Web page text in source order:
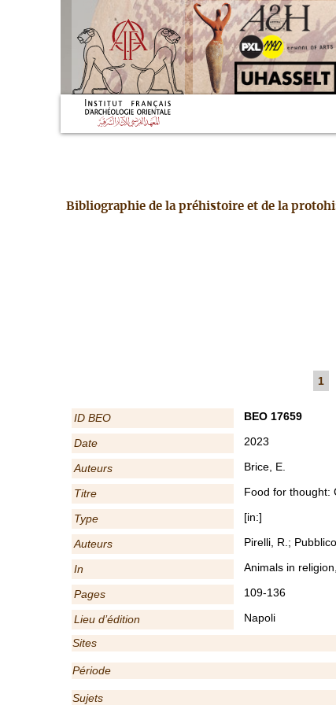
Bibliographie de la préhistoire et de la
1
ID BEO BEO 17659
Date 2023
Auteurs Brice, E.
Titre Food for thought:
Type [in:]
Auteurs Pirelli, R.;
In Animals in
Pages 109-136
Lieu d’édition
Napoli
Sites
Période
Sujets